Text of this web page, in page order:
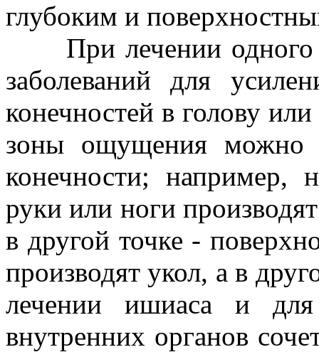
глубоким и
При лечении одного
заболеваний для
конечностей в голову
зоны ощущения можно
конечности; например,
руки или ноги
в другой точке -
производят укол, а в
лечении ишиаса и для
внутренних органов